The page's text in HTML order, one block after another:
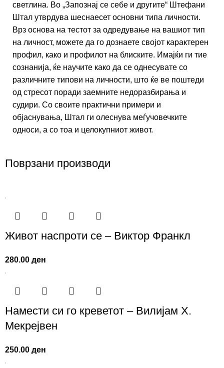
светлина. Во „Запознај се себе и другите“ Штефани
Штал утврдува шеснаесет основни типа личности.
Врз основа на тестот за одредување на вашиот тип
на личност, можете да го дознаете својот карактерен
профил, како и профилот на блиските. Имајќи ги тие
сознанија, ќе научите како да се однесувате со
различните типови на личности, што ќе ве поштеди
од стресот поради заемните недоразбирања и
судири. Со своите практични примери и
објаснувања, Штал ги олеснува меѓучовечките
односи, а со тоа и целокупниот живот.
Поврзани производи
Живот наспроти се – Виктор Франкл
280.00ден
Намести си го креветот – Вилијам Х.
Мекрејвен
250.00ден